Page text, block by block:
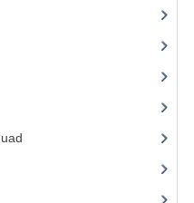
STXE